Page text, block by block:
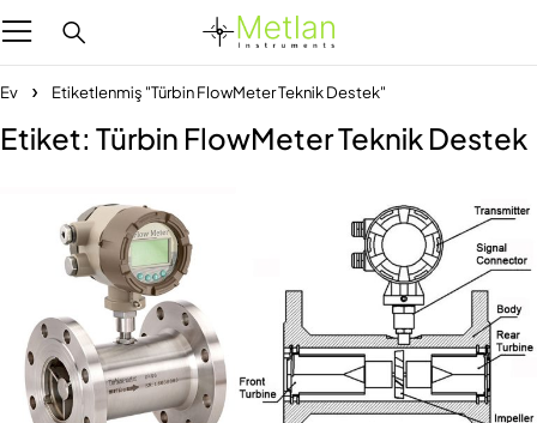
Ev Etiketlenmiş "Türbin FlowMeter Teknik Destek"
Etiket: Türbin FlowMeter Teknik Destek